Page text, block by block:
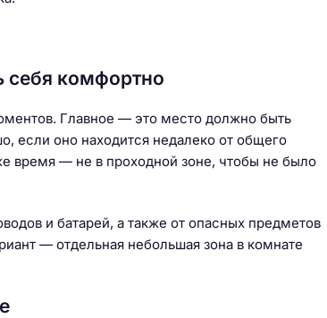
себя комфортно
Главное — это место должно быть
если оно находится недалеко от общего
время — не в проходной зоне, чтобы не было
и батарей, а также от опасных предметов
— отдельная небольшая зона в комнате